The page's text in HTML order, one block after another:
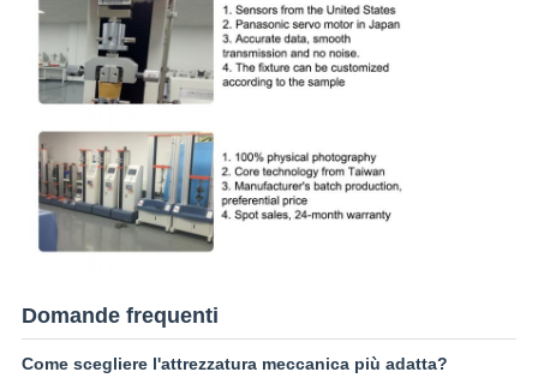
Domande frequenti
Come scegliere l'attrezzatura meccanica più adatta?